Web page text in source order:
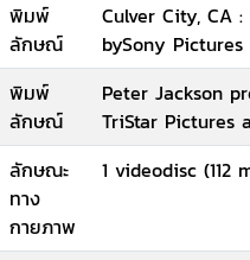
พิมพ์
ลักษณ์
Culver City, CA
bySony
พิมพ์
ลักษณ์
Peter Jackson
TriStar Pictures
ลักษณะ
ทาง
กายภาพ
1 videodisc (112